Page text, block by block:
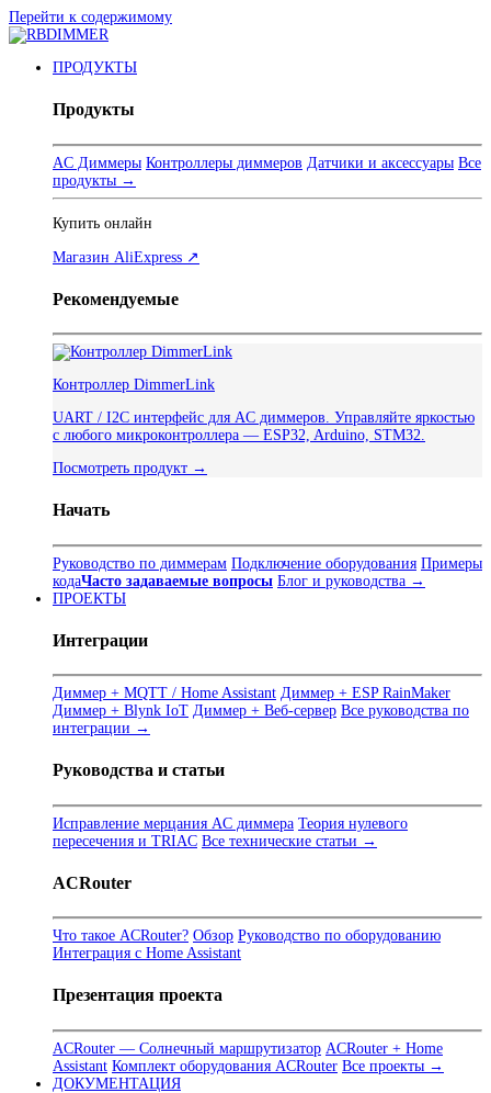
Перейти к содержимому
ПРОДУКТЫ
Продукты
AC Диммеры Контроллеры диммеров Датчики и аксессуары Все
продукты →
Купить онлайн
Магазин AliExpress ↗
Рекомендуемые
Контроллер DimmerLink
UART / I2C интерфейс для AC диммеров. Управляйте яркостью
с любого микроконтроллера — ESP32, Arduino, STM32.
Посмотреть продукт →
Начать
Руководство по диммерам Подключение оборудования Примеры
кодаЧасто задаваемые вопросы Блог и руководства →
ПРОЕКТЫ
Интеграции
Диммер + MQTT / Home Assistant Диммер + ESP RainMaker
Диммер + Blynk IoT Диммер + Веб-сервер Все руководства по
интеграции →
Руководства и статьи
Исправление мерцания AC диммера Теория нулевого
пересечения и TRIAC Все технические статьи →
ACRouter
Что такое ACRouter? Обзор Руководство по оборудованию
Интеграция с Home Assistant
Презентация проекта
ACRouter — Солнечный маршрутизатор ACRouter + Home
Assistant Комплект оборудования ACRouter Все проекты →
ДОКУМЕНТАЦИЯ